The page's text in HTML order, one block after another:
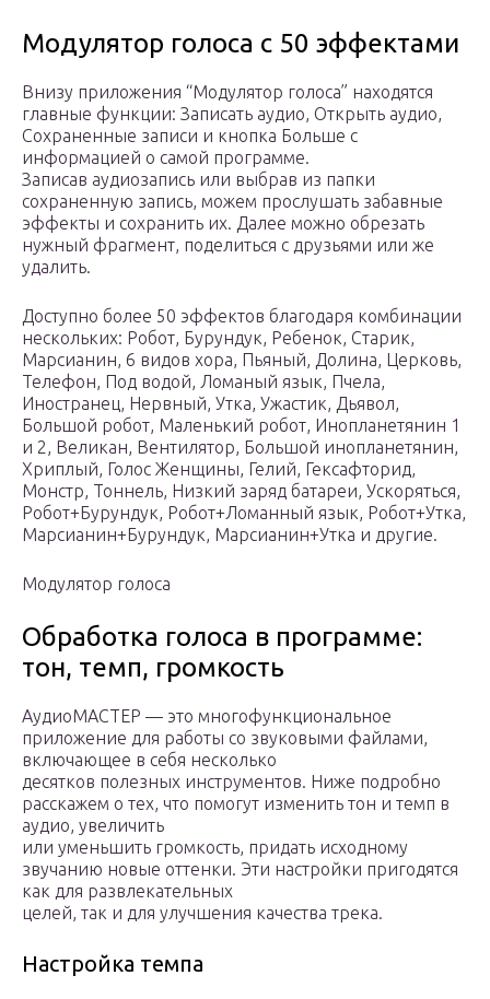
Модулятор голоса c 50 эффектами
Внизу приложения “Модулятор голоса” находятся
главные функции: Записать аудио, Открыть аудио,
Сохраненные записи и кнопка Больше с
информацией о самой программе.
Записав аудиозапись или выбрав из папки
сохраненную запись, можем прослушать забавные
эффекты и сохранить их. Далее можно обрезать
нужный фрагмент, поделиться с друзьями или же
удалить.
Доступно более 50 эффектов благодаря комбинации
нескольких: Робот, Бурундук, Ребенок, Старик,
Марсианин, 6 видов хора, Пьяный, Долина, Церковь,
Телефон, Под водой, Ломаный язык, Пчела,
Иностранец, Нервный, Утка, Ужастик, Дьявол,
Большой робот, Маленький робот, Инопланетянин 1
и 2, Великан, Вентилятор, Большой инопланетянин,
Хриплый, Голос Женщины, Гелий, Гексафторид,
Монстр, Тоннель, Низкий заряд батареи, Ускоряться,
Робот+Бурундук, Робот+Ломанный язык, Робот+Утка,
Марсианин+Бурундук, Марсианин+Утка и другие.
Модулятор голоса
Обработка голоса в программе:
тон, темп, громкость
АудиоМАСТЕР — это многофункциональное
приложение для работы со звуковыми файлами,
включающее в себя несколько
десятков полезных инструментов. Ниже подробно
расскажем о тех, что помогут изменить тон и темп в
аудио, увеличить
или уменьшить громкость, придать исходному
звучанию новые оттенки. Эти настройки пригодятся
как для развлекательных
целей, так и для улучшения качества трека.
Настройка темпа